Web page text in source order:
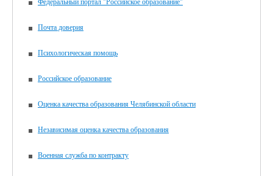
Федеральный портал "Российское образование"
Почта доверия
Психологическая помощь
Российское образование
Оценка качества образования Челябинской области
Независимая оценка качества образования
Военная служба по контракту